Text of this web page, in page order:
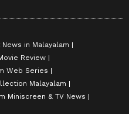
in Malayalam
Review
Web Series
Malayalam
Miniscreen & TV News